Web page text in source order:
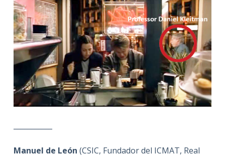
Manuel de León (CSIC, Fundador del ICMAT, Real